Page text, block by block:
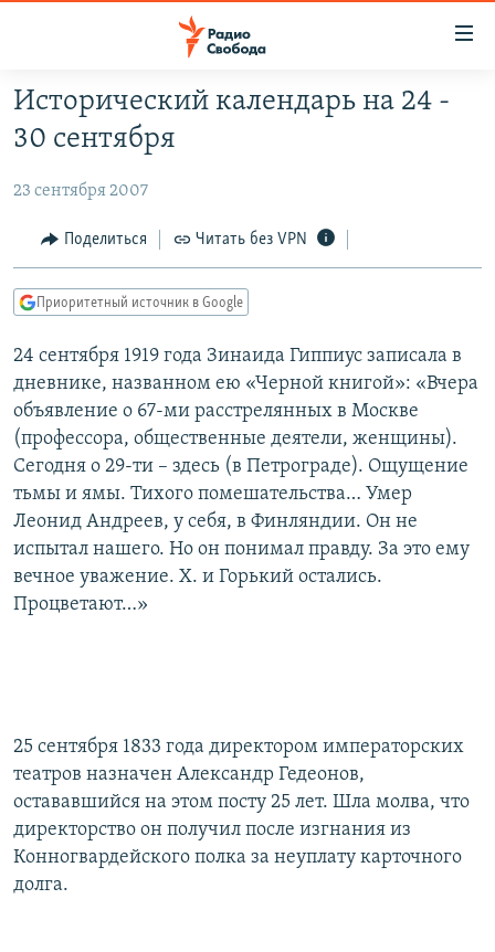
упрощенного
доступа
содержанию
Вернутся
навигации
Вернутся
поиску
ПРОГРАММЫ
АВТОРСКИЕ ПРОЕКТЫ
ЦИТАТЫ СВОБОДЫ
КУЛЬТУРА
IDEL.РЕАЛИИ
КАВКАЗ.РЕАЛИИ
СЕВЕР.РЕАЛИИ
СИБИРЬ.РЕАЛИИ
РАСПИСАНИЕ ВЕЩАНИЯ
ПОДПИШИТЕСЬ НА РАССЫЛКУ
СОЦИАЛЬНЫЕ СЕТИ
Все сайты РСЕ/РС
Исторический календарь на 24 -
30 сентября
23 сентября 2007
Поделиться Читать без VPN
Приоритетный источник в Google
24 сентября 1919 года Зинаида Гиппиус записала в
дневнике, названном ею «Черной книгой»: «Вчера
объявление о 67-ми расстрелянных в Москве
(профессора, общественные деятели, женщины).
Сегодня о 29-ти – здесь (в Петрограде). Ощущение
тьмы и ямы. Тихого помешательства… Умер
Леонид Андреев, у себя, в Финляндии. Он не
испытал нашего. Но он понимал правду. За это ему
вечное уважение. Х. и Горький остались.
Процветают…»
25 сентября 1833 года директором императорских
театров назначен Александр Гедеонов,
остававшийся на этом посту 25 лет. Шла молва, что
директорство он получил после изгнания из
Конногвардейского полка за неуплату карточного
долга.